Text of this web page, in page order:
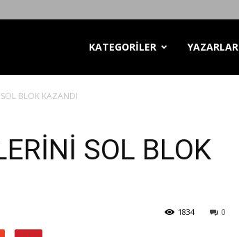
KATEGORİLER YAZARLAR
BLOK KAZANDI
SOL BLOK
0
1834